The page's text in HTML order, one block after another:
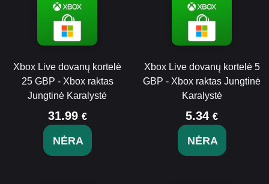
Xbox Live dovanų kortelė
25 GBP - Xbox raktas
Jungtinė Karalystė
31.99 €
NĖRA
Xbox Live dovanų kortelė 5
GBP - Xbox raktas Jungtinė
Karalystė
5.34 €
NĖRA